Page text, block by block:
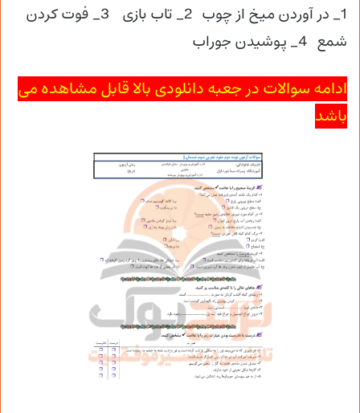
1_ در آوردن میخ از چوب 2_ تاب بازی 3_ فوت کردن
شمع 4_ پوشیدن جوراب
ادامه سوالات در جعبه دانلودی بالا قابل مشاهده می
باشد